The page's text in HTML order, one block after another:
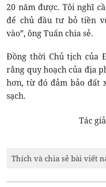
20 năm được. Tôi nghĩ
để chủ đầu tư bỏ tiền
vào”, ông Tuấn chia sẻ.
Đồng thời Chủ tịch của
rằng quy hoạch của địa
hơn, từ đó đảm bảo đất
sạch.
Tác
Thích và chia sẻ bài viết